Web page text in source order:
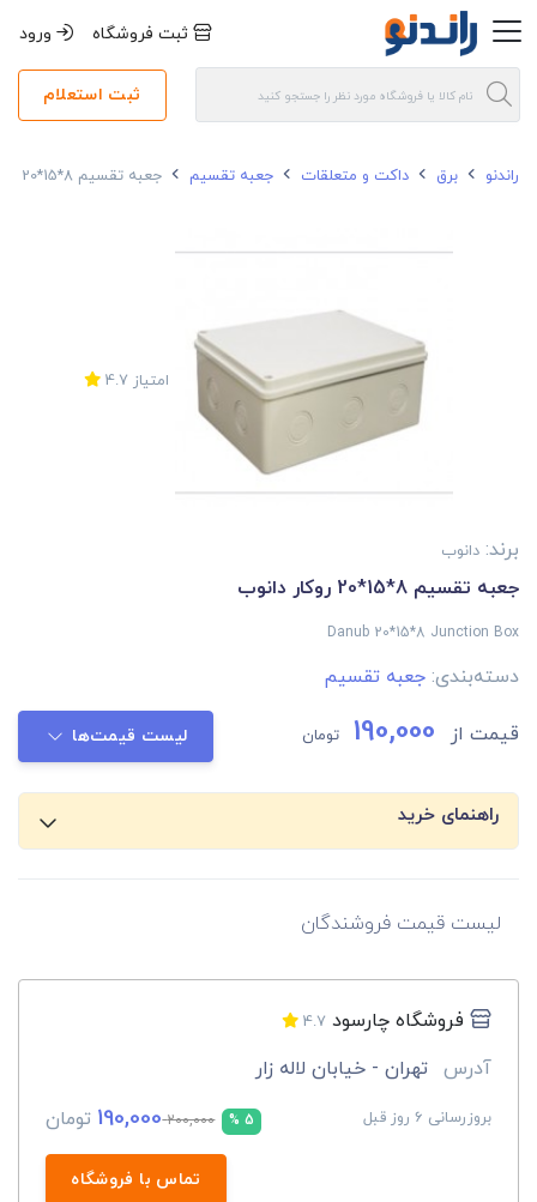
ثبت فروشگاه ورود
ثبت استعلام
راندنو برق داکت و متعلقات جعبه تقسیم جعبه تقسیم 8*15*20 روکار دانوب
امتیاز 4.7
برند: دانوب
جعبه تقسیم 8*15*20 روکار دانوب
Danub 20*15*8 Junction Box
دسته‌بندی: جعبه تقسیم
قیمت از 190,000 تومان لیست قیمت‌ها
راهنمای خرید
لیست قیمت فروشندگان
فروشگاه چارسود 4.7
آدرس تهران - خیابان لاله زار
بروزرسانی 6 روز قبل 5 %
200,000
190,000 تومان
تماس با فروشگاه